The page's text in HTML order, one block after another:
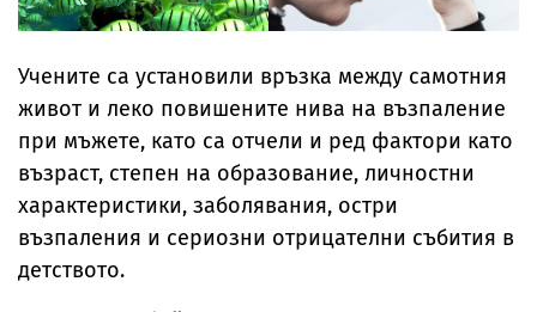
Учените са установили връзка между самотния
живот и леко повишените нива на възпаление
при мъжете, като са отчели и ред фактори като
възраст, степен на образование, личностни
характеристики, заболявания, остри
възпаления и сериозни отрицателни събития в
детството.